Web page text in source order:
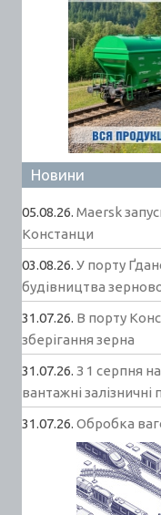
Новини
05.08.26. Maersk
Констанци
03.08.26. У порту
будівництва
31.07.26. В порту
зберігання зерна
31.07.26. З 1 серпня
вантажні
31.07.26. Обробка